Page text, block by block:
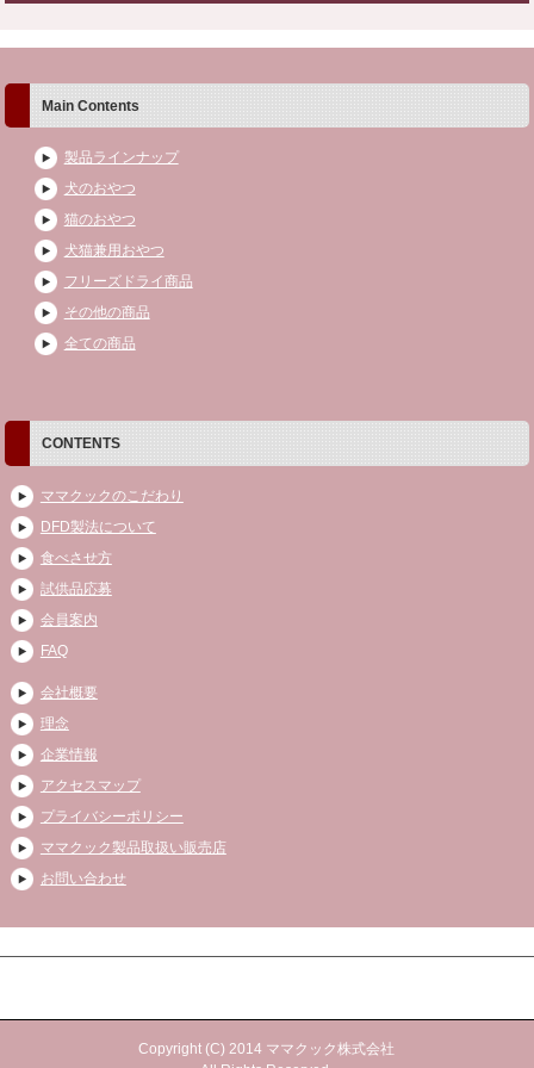
Main Contents
製品ラインナップ
犬のおやつ
猫のおやつ
犬猫兼用おやつ
フリーズドライ商品
その他の商品
全ての商品
CONTENTS
ママクックのこだわり
DFD製法について
食べさせ方
試供品応募
会員案内
FAQ
会社概要
理念
企業情報
アクセスマップ
プライバシーポリシー
ママクック製品取扱い販売店
お問い合わせ
Copyright (C) 2014 ママクック株式会社